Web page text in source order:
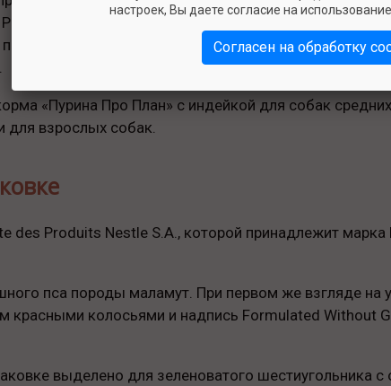
Plan Adult Dog Medium & Large Rich in Turkey
рассмотреть информацию на его пакете
«Пурина Про План» с индейкой для собак
для взрослых собак.
des Produits Nestle S.A., которой принадлежит
пса породы маламут. При первом же взгляде на
красными колосьями и надпись Formulated Without
выделено для зеленоватого шестиугольника
настроек, Вы даете согласие на
Согласен на обработку